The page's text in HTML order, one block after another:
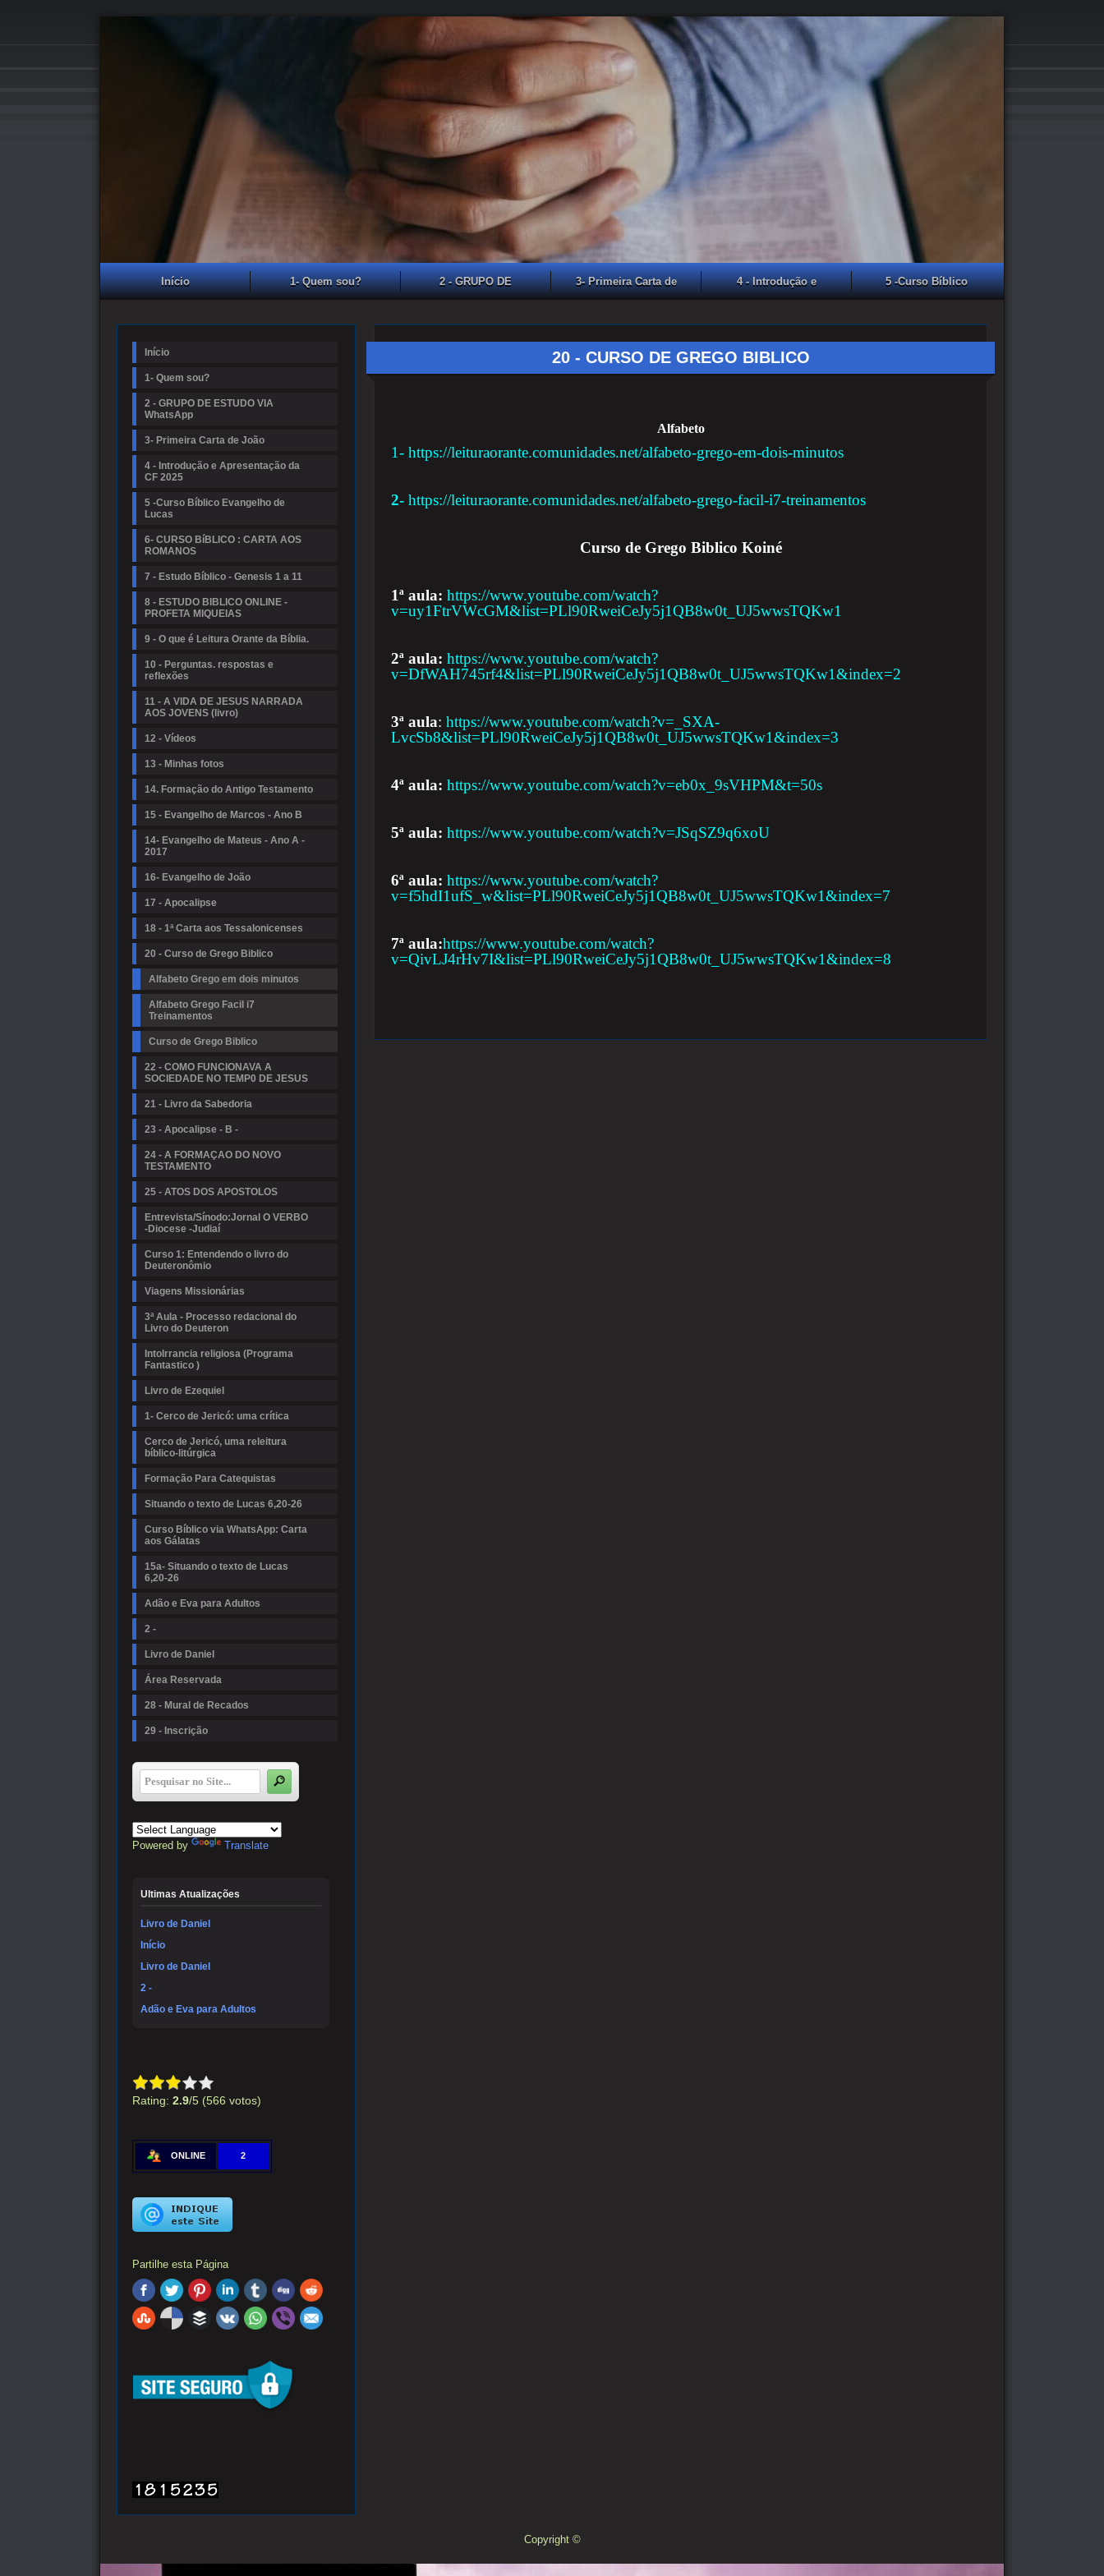
Início 1- Quem sou?
2 - GRUPO DE
WhatsApp
3- Primeira Carta de
4 - Introdução e
2025
5 -Curso Bíblico
Início
1- Quem sou?
2 - GRUPO DE ESTUDO VIA
WhatsApp
3- Primeira Carta de João
4 - Introdução e Apresentação da
CF 2025
5 -Curso Bíblico Evangelho de
Lucas
6- CURSO BíBLICO : CARTA AOS
ROMANOS
7 - Estudo Bíblico - Genesis 1 a 11
8 - ESTUDO BIBLICO ONLINE -
PROFETA MIQUEIAS
9 - O que é Leitura Orante da Bíblia.
10 - Perguntas. respostas e
reflexões
11 - A VIDA DE JESUS NARRADA
AOS JOVENS (livro)
12 - Vídeos
13 - Minhas fotos
14. Formação do Antigo Testamento
15 - Evangelho de Marcos - Ano B
14- Evangelho de Mateus - Ano A -
2017
16- Evangelho de João
17 - Apocalipse
18 - 1ª Carta aos Tessalonicenses
20 - Curso de Grego Biblico
Alfabeto Grego em dois minutos
Alfabeto Grego Facil i7
Treinamentos
Curso de Grego Biblico
22 - COMO FUNCIONAVA A
SOCIEDADE NO TEMP0 DE JESUS
21 - Livro da Sabedoria
23 - Apocalipse - B -
24 - A FORMAÇAO DO NOVO
TESTAMENTO
25 - ATOS DOS APOSTOLOS
Entrevista/Sínodo:Jornal O VERBO
-Diocese -Judiaí
Curso 1: Entendendo o livro do
Deuteronômio
Viagens Missionárias
3ª Aula - Processo redacional do
Livro do Deuteron
Intolrrancia religiosa (Programa
Fantastico )
Livro de Ezequiel
1- Cerco de Jericó: uma crítica
Cerco de Jericó, uma releitura
bíblico-litúrgica
Formação Para Catequistas
Situando o texto de Lucas 6,20-26
Curso Bíblico via WhatsApp: Carta
aos Gálatas
15a- Situando o texto de Lucas
6,20-26
Adão e Eva para Adultos
2 -
Livro de Daniel
Área Reservada
28 - Mural de Recados
29 - Inscrição
Powered by Translate
Ultimas Atualizações
Livro de Daniel
Início
Livro de Daniel
2 -
Adão e Eva para Adultos
Rating: 2.9/5 (566 votos)
ONLINE 2
Partilhe esta Página
20 - CURSO DE GREGO BIBLICO
Alfabeto
1- https://leituraorante.comunidades.net/alfabeto-grego-em-dois-minutos
2- https://leituraorante.comunidades.net/alfabeto-grego-facil-i7-treinamentos
Curso de Grego Biblico Koiné
1ª aula: https://www.youtube.com/watch?
v=uy1FtrVWcGM&list=PLl90RweiCeJy5j1QB8w0t_UJ5wwsTQKw1
2ª aula: https://www.youtube.com/watch?
v=DfWAH745rf4&list=PLl90RweiCeJy5j1QB8w0t_UJ5wwsTQKw1&index=2
3ª aula: https://www.youtube.com/watch?v=_SXA-
LvcSb8&list=PLl90RweiCeJy5j1QB8w0t_UJ5wwsTQKw1&index=3
4ª aula: https://www.youtube.com/watch?v=eb0x_9sVHPM&t=50s
5ª aula: https://www.youtube.com/watch?v=JSqSZ9q6xoU
6ª aula: https://www.youtube.com/watch?
v=f5hdI1ufS_w&list=PLl90RweiCeJy5j1QB8w0t_UJ5wwsTQKw1&index=7
7ª aula:https://www.youtube.com/watch?
v=QivLJ4rHv7I&list=PLl90RweiCeJy5j1QB8w0t_UJ5wwsTQKw1&index=8
Copyright ©